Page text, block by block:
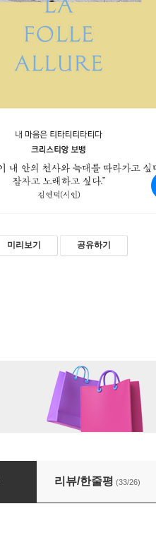
미리보기 공유하기
리뷰/한줄평 (33/26)